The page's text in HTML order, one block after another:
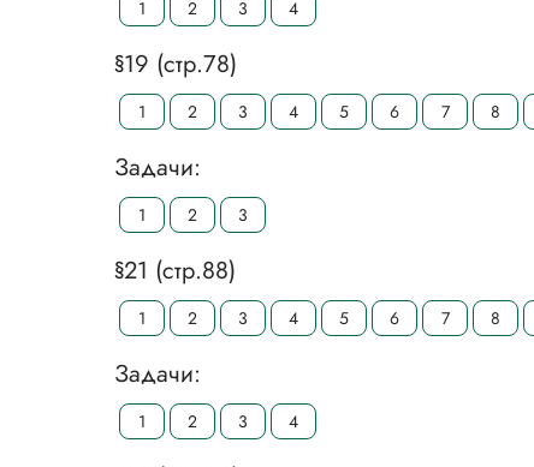
1 2 3 4
§19 (стр.78)
1 2 3 4 5 6 7 8
Задачи:
1 2 3
§21 (стр.88)
1 2 3 4 5 6 7 8
Задачи:
1 2 3 4